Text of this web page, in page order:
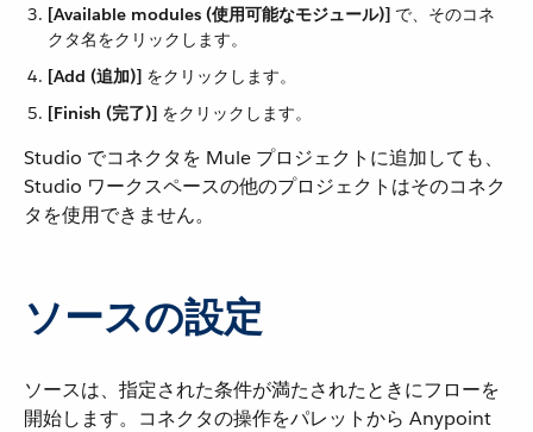
[Available modules (使用可能なモジュール)] ​ で、そのコネ
クタ名をクリックします。
[Add (追加)] ​ をクリックします。
[Finish (完了)] ​ をクリックします。
Studio でコネクタを Mule プロジェクトに追加しても、
Studio ワークスペースの他のプロジェクトはそのコネク
タを使用できません。
ソースの設定
ソースは、指定された条件が満たされたときにフローを
開始します。コネクタの操作をパレットから Anypoint